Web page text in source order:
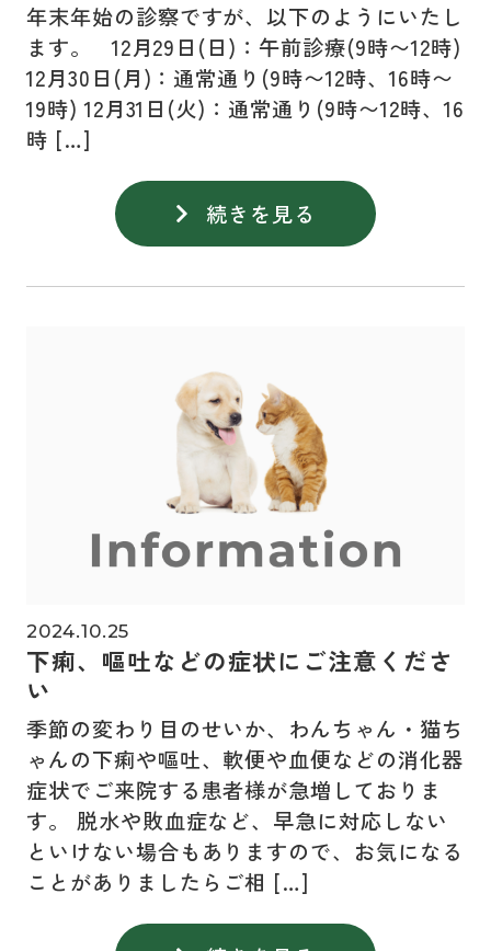
年末年始の診察ですが、以下のようにいたし
ます。 12月29日(日)：午前診療(9時〜12時)
12月30日(月)：通常通り(9時〜12時、16時〜
19時) 12月31日(火)：通常通り(9時〜12時、16
時 […]
続きを見る
2024.10.25
下痢、嘔吐などの症状にご注意くださ
い
季節の変わり目のせいか、わんちゃん・猫ち
ゃんの下痢や嘔吐、軟便や血便などの消化器
症状でご来院する患者様が急増しておりま
す。 脱水や敗血症など、早急に対応しない
といけない場合もありますので、お気になる
ことがありましたらご相 […]